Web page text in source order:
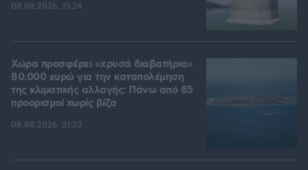
08.08.2026, 21:24
Χώρα προσφέρει «χρυσά διαβατήρια»
80.000 ευρώ για την καταπολέμηση
της κλιματικής αλλαγής: Πάνω από 85
προορισμοί χωρίς βίζα
08.08.2026, 21:23